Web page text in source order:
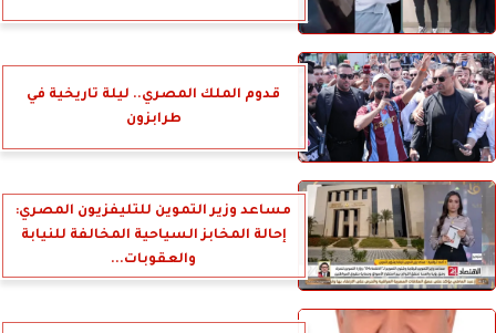
قدوم الملك المصري.. ليلة تاريخية في
طرابزون
مساعد وزير التموين للتليفزيون المصري:
إحالة المخابز السياحية المخالفة للنيابة
والعقوبات...